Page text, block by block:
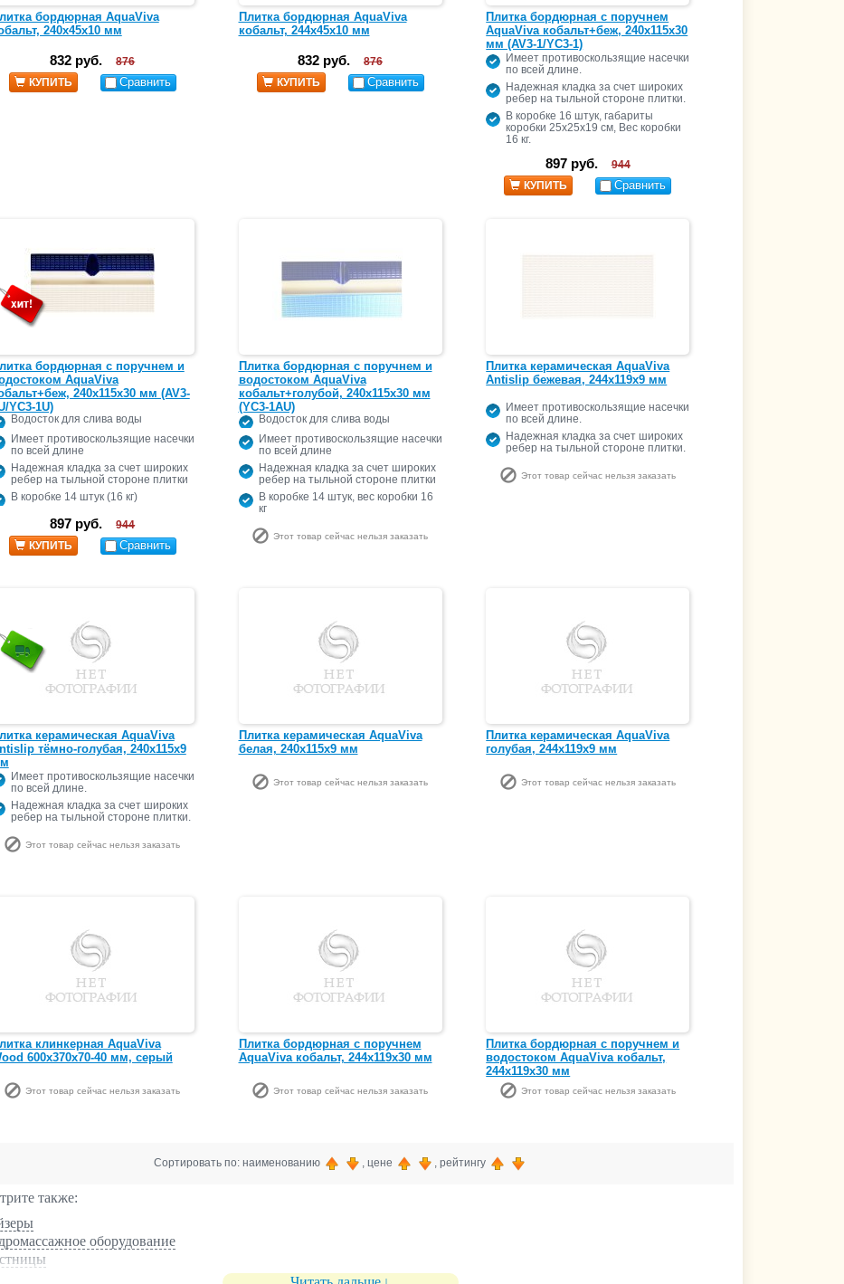
бордюрная AquaViva
240х45x10 мм
832 руб.
876
КУПИТЬ
Сравнить
Плитка бордюрная AquaViva
кобальт, 244х45x10 мм
832 руб.
876
КУПИТЬ
Сравнить
Плитка бордюрная с поручнем
AquaViva кобальт+беж, 240х115x30
мм (AV3-1/YC3-1)
Имеет противоскользящие насечки
по всей длине.
Надежная кладка за счет широких
ребер на тыльной стороне плитки.
В коробке 16 штук, габариты
коробки 25х25х19 см, Вес коробки
16 кг.
897 руб.
944
КУПИТЬ
Сравнить
бордюрная с поручнем и
AquaViva
240х115x30 мм (AV3-
YC3-1U)
Водосток для слива воды
Имеет противоскользящие насечки
по всей длине
Надежная кладка за счет широких
ребер на тыльной стороне плитки
В коробке 14 штук (16 кг)
897 руб.
944
КУПИТЬ
Сравнить
Плитка бордюрная с поручнем и
водостоком AquaViva
кобальт+голубой, 240х115x30 мм
(YC3-1AU)
Водосток для слива воды
Имеет противоскользящие насечки
по всей длине
Надежная кладка за счет широких
ребер на тыльной стороне плитки
В коробке 14 штук, вес коробки 16
кг
Этот товар сейчас нельзя заказать
Плитка керамическая AquaViva
Antislip бежевая, 244x119x9 мм
Имеет противоскользящие насечки
по всей длине.
Надежная кладка за счет широких
ребер на тыльной стороне плитки.
Этот товар сейчас нельзя заказать
керамическая AquaViva
тёмно-голубая, 240х115х9
Имеет противоскользящие насечки
по всей длине.
Надежная кладка за счет широких
ребер на тыльной стороне плитки.
Этот товар сейчас нельзя заказать
Плитка керамическая AquaViva
белая, 240х115х9 мм
Этот товар сейчас нельзя заказать
Плитка керамическая AquaViva
голубая, 244х119х9 мм
Этот товар сейчас нельзя заказать
клинкерная AquaViva
600х370х70-40 мм, серый
Этот товар сейчас нельзя заказать
Плитка бордюрная с поручнем
AquaViva кобальт, 244х119x30 мм
Этот товар сейчас нельзя заказать
Плитка бордюрная с поручнем и
водостоком AquaViva кобальт,
244х119x30 мм
Этот товар сейчас нельзя заказать
Сортировать по: наименованию , цене , рейтингу
также:
оборудование